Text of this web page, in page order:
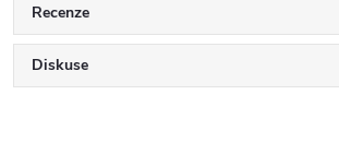
Recenze
Diskuse